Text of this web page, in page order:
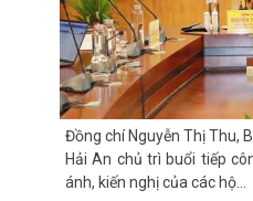
Đồng chí Nguyễn Thị Thu,
Hải An chủ trì buổi tiếp
ánh, kiến nghị của các hộ...